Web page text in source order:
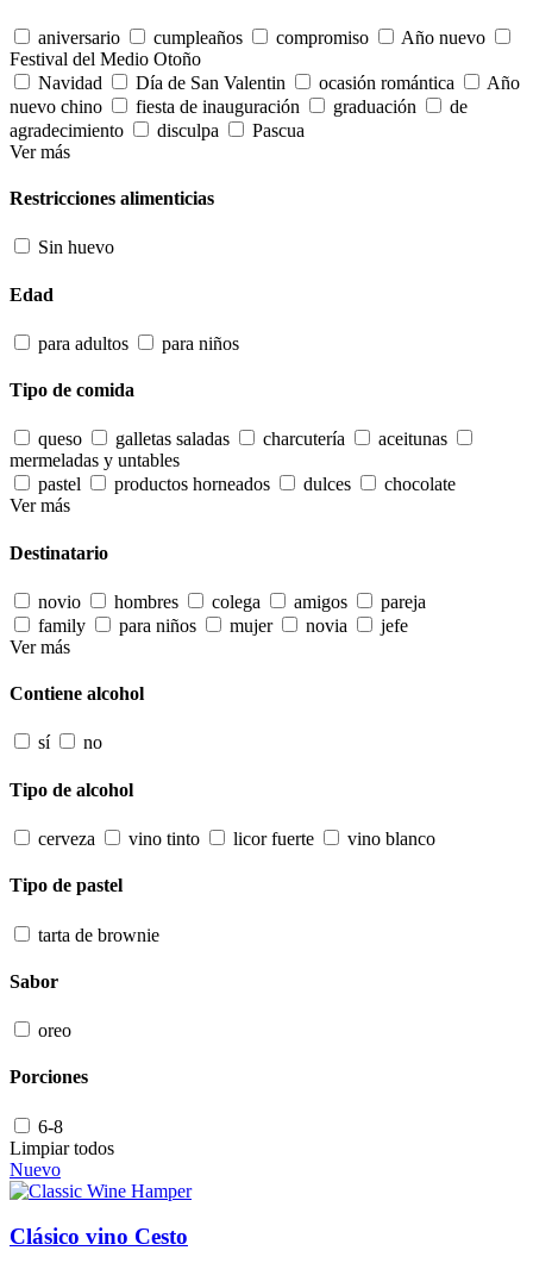
aniversario cumpleaños compromiso
Año nuevo
Festival del Medio Otoño
Navidad
Día de San Valentin ocasión romántica
Año
nuevo chino
fiesta de inauguración graduación
de
agradecimiento
disculpa
Pascua
Ver más
Restricciones alimenticias
Sin huevo
Edad
para adultos para niños
Tipo de comida
queso galletas saladas charcutería
aceitunas
mermeladas y untables
pastel
productos horneados dulces
chocolate
Ver más
Destinatario
novio hombres colega amigos
pareja
family
para niños mujer novia
jefe
Ver más
Contiene alcohol
sí no
Tipo de alcohol
cerveza vino tinto licor fuerte vino blanco
Tipo de pastel
tarta de brownie
Sabor
oreo
Porciones
6-8
Limpiar todos
Nuevo
Clásico vino Cesto